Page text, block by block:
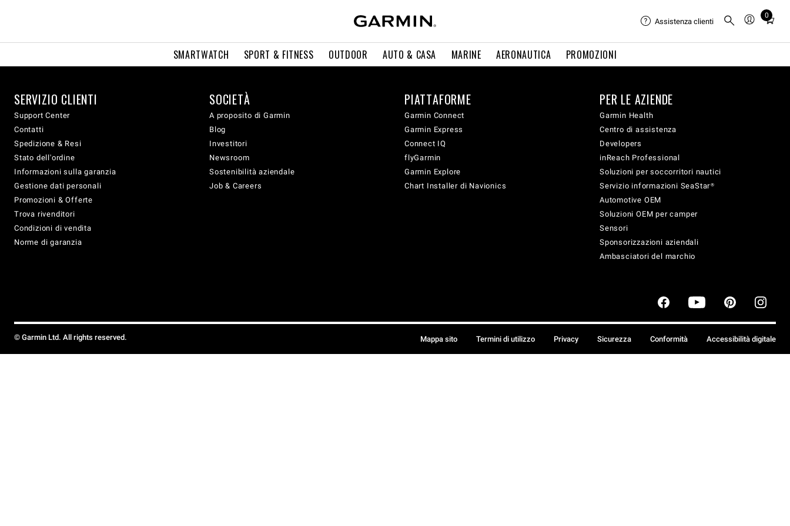
SMARTWATCH SPORT & FITNESS OUTDOOR AUTO & CASA MARINE AERONAUTICA PROMOZIONI
Assistenza clienti
0
Total
in
SERVIZIO CLIENTI
Support Center
Contatti
Spedizione & Resi
Stato dell'ordine
Informazioni sulla garanzia
Gestione dati personali
Promozioni & Offerte
Trova rivenditori
Condizioni di vendita
Norme di garanzia
SOCIETÀ
A proposito di Garmin
Blog
Investitori
Newsroom
Sostenibilità aziendale
Job & Careers
PIATTAFORME
Garmin Connect
Garmin Express
Connect IQ
flyGarmin
Garmin Explore
Chart Installer di Navionics
PER LE AZIENDE
Garmin Health
Centro di assistenza
Developers
inReach Professional
Soluzioni per soccorritori nautici
Servizio informazioni SeaStar®
Automotive OEM
Soluzioni OEM per camper
Sensori
Sponsorizzazioni aziendali
Ambasciatori del marchio
© Garmin Ltd. All rights reserved. Mappa sito Termini di utilizzo Privacy Sicurezza Conformità Accessibilità digitale